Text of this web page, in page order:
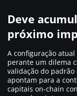
Deve
próximo
A configuração
perante um dilema
validação do padrão
apontam para a
capitais on-chain